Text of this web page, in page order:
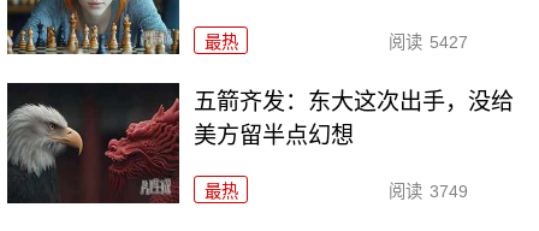
最热 阅读 5427
五箭齐发：东大这次出手，没给
美方留半点幻想
最热 阅读 3749